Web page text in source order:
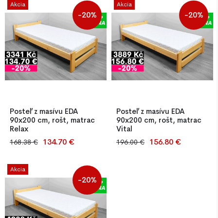
latkovým roštom. Jednoduchá
montáž, stabilná konštrukcia.
Súčasťou je aj PUR matrac T-
25 so snímateľným poť
latkovým roštom. Jednoduchá
montáž, stabilná konštrukcia.
Súčasťou je aj PUR matrac T-
25 so snímateľným poť
Akcia
-20%
Posteľ z masívu EDA
90x200 cm, rošt, matrac
Relax
Jednolôžková posteľ z
dreva (hrúbka 25–27 mm) s
roštom z 12 lát. Povrch
upravený morením v
odtieňoch olša, orech, dub
alebo prírodná borovica.
Lakované netoxickým
168.38 € 134.70 €
Akcia
-20%
Posteľ z masívu EDA
90x200 cm, rošt, matrac
Vital
Jednolôžková posteľ z
196.00 € 156.80 €
Akcia
-20%